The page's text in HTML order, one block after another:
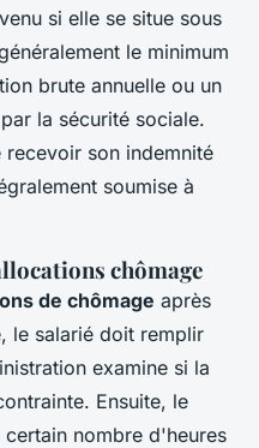
si elle se situe sous
le minimum
brute annuelle ou un
la sécurité sociale.
son indemnité
soumise à
chômage
de chômage après
le salarié doit remplir
examine si la
Ensuite, le
nombre d'heures